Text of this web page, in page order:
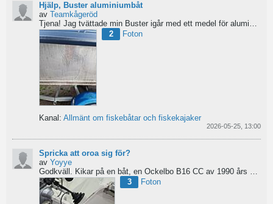
Hjälp, Buster aluminiumbåt
av Teamkågeröd
Tjena! Jag tvättade min Buster igår med ett medel för aluminiumbåtar och nu blev ytan konstig/flammig...
2
Foton
Kanal: Allmänt om fiskebåtar och fiskekajaker
2026-05-25, 13:00
Spricka att oroa sig för?
av Yoyye
Godkväll. Kikar på en båt, en Ockelbo B16 CC av 1990 års modell, men skulle behöva lite...
3
Foton